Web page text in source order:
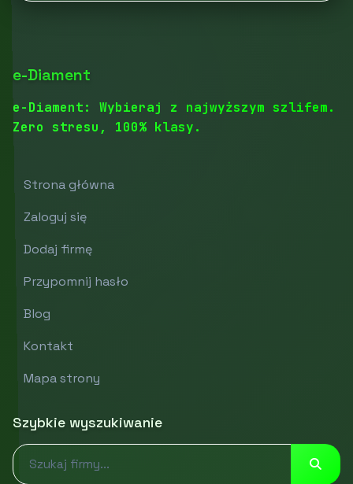
e-Diament
e-Diament: Wybieraj z najwyższym szlifem.
Zero stresu, 100% klasy.
Strona główna
Zaloguj się
Dodaj firmę
Przypomnij hasło
Blog
Kontakt
Mapa strony
Szybkie wyszukiwanie